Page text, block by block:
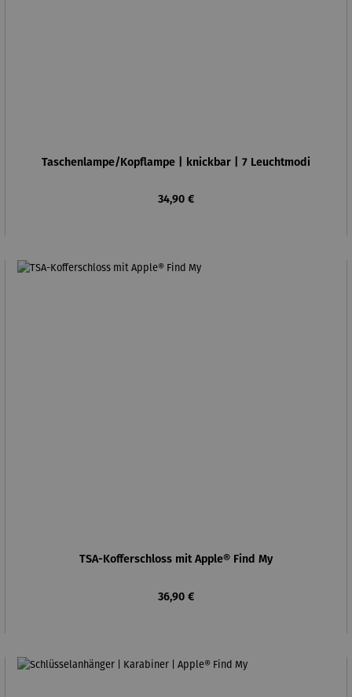
Taschenlampe/Kopflampe | knickbar | 7 Leuchtmodi
Regulärer Preis:
34,90 €
TSA-Kofferschloss mit Apple® Find My
Regulärer Preis:
36,90 €